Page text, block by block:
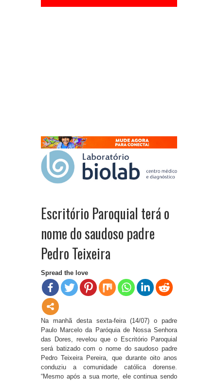
Escritório Paroquial terá o
nome do saudoso padre
Pedro Teixeira
Spread the love
Na manhã desta sexta-feira (14/07) o padre
Paulo Marcelo da Paróquia de Nossa Senhora
das Dores, revelou que o Escritório Paroquial
será batizado com o nome do saudoso padre
Pedro Teixeira Pereira, que durante oito anos
conduziu a comunidade católica dorense.
“Mesmo após a sua morte, ele continua sendo